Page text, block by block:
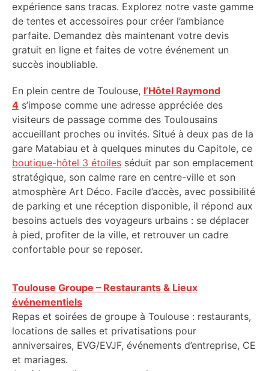
expérience sans tracas. Explorez notre vaste gamme
de tentes et accessoires pour créer l’ambiance
parfaite. Demandez dès maintenant votre devis
gratuit en ligne et faites de votre événement un
succès inoubliable.
En plein centre de Toulouse, l’Hôtel Raymond
4 s’impose comme une adresse appréciée des
visiteurs de passage comme des Toulousains
accueillant proches ou invités. Situé à deux pas de la
gare Matabiau et à quelques minutes du Capitole, ce
boutique-hôtel 3 étoiles séduit par son emplacement
stratégique, son calme rare en centre-ville et son
atmosphère Art Déco. Facile d’accès, avec possibilité
de parking et une réception disponible, il répond aux
besoins actuels des voyageurs urbains : se déplacer
à pied, profiter de la ville, et retrouver un cadre
confortable pour se reposer.
Toulouse Groupe – Restaurants & Lieux
événementiels
Repas et soirées de groupe à Toulouse : restaurants,
locations de salles et privatisations pour
anniversaires, EVG/EVJF, événements d’entreprise, CE
et mariages.